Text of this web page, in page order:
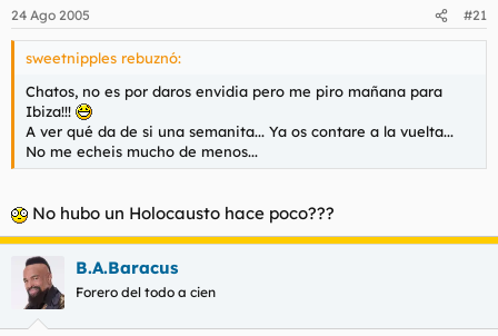
24 Ago 2005 #21
sweetnipples rebuznó:
Chatos, no es por daros envidia pero me piro mañana para
Ibiza!!!
A ver qué da de si una semanita... Ya os contare a la vuelta...
No me echeis mucho de menos...
No hubo un Holocausto hace poco???
B.A.Baracus
Forero del todo a cien